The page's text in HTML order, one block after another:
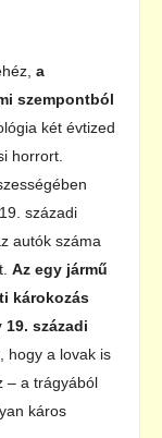
a
szempontból
két évtized
horrort.
századi
autók száma
Az egy jármű
károkozás
19. századi
hogy a lovak is
– a trágyából
káros